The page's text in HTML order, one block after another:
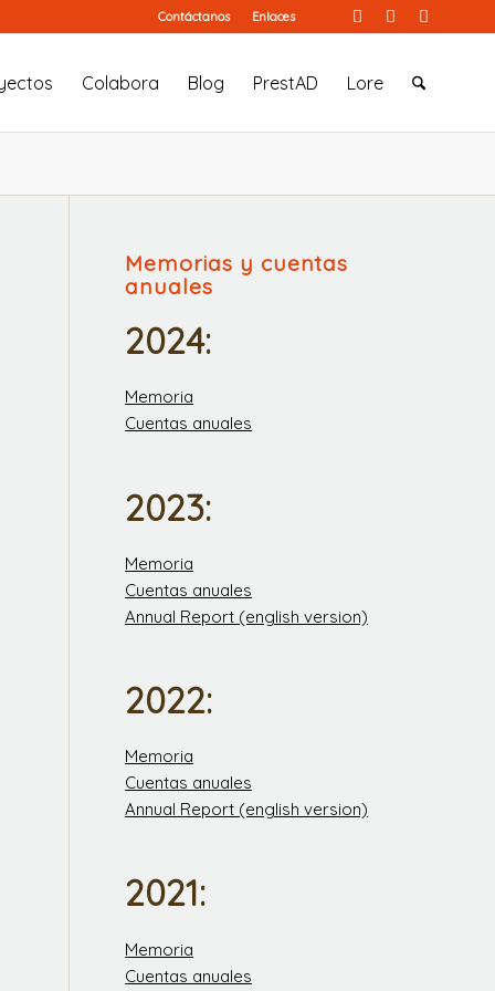
Contáctanos Enlaces
Colabora Blog PrestAD Lore
Memorias y cuentas
anuales
2024:
Memoria
Cuentas anuales
2023:
Memoria
Cuentas anuales
Annual Report (english version)
2022:
Memoria
Cuentas anuales
Annual Report (english version)
2021:
Memoria
Cuentas anuales